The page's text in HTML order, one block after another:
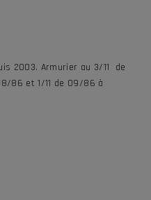
2003. Armurier au 3/11 de
86 et 1/11 de 09/86 à